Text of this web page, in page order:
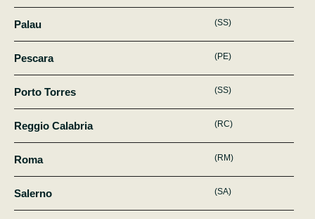
Palau (SS)
Pescara (PE)
Porto Torres (SS)
Reggio Calabria (RC)
Roma (RM)
Salerno (SA)